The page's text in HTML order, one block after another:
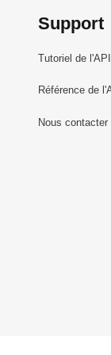
Support
Tutoriel de l'API
Référence de
Nous contacter